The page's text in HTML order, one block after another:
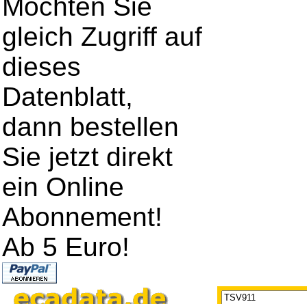
Möchten Sie
gleich Zugriff auf
dieses
Datenblatt,
dann bestellen
Sie jetzt direkt
ein Online
Abonnement!
Ab 5 Euro!